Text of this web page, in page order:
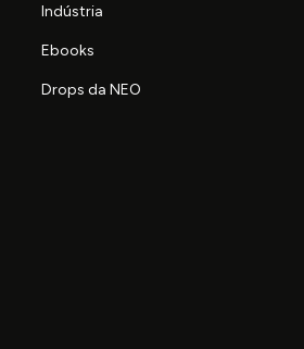
Indústria
Ebooks
Drops da NEO